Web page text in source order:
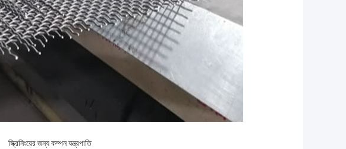
স্ক্রিনিংয়ের জন্য কম্পন যন্ত্রপাতি